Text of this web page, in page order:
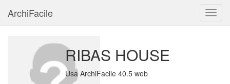
ArchiFacile
RIBAS HOUSE
Usa ArchiFacile 40.5 web